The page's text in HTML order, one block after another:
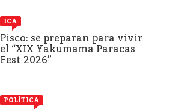
ICA
Pisco: se preparan para vivir
el “XIX Yakumama Paracas
Fest 2026”
POLÍTICA